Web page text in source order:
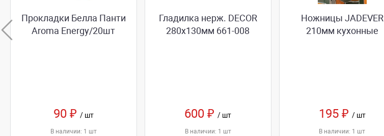
Прокладки Белла Панти
Aroma Energy/20шт
90 ₽ / шт
В наличии: 1 шт
Гладилка нерж. DЕCOR
280х130мм 661-008
600 ₽/ шт
В наличии: 1 шт
Ножницы JADEVER
210мм кухонные
195 ₽ / шт
В наличии: 1 шт